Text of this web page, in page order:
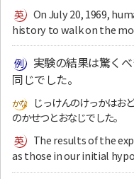
On July 20, 1969,
history to walk on the
実験の結果は驚く
同じでした。
じっけんのけっかはお
のかせつとおなじでした。
The results of the
as those in our initial